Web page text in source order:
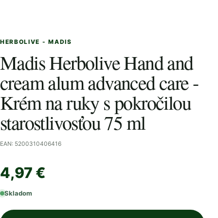
HERBOLIVE - MADIS
Madis Herbolive Hand and
cream alum advanced care -
Krém na ruky s pokročilou
starostlivosťou 75 ml
EAN: 5200310406416
4,97 €
Skladom